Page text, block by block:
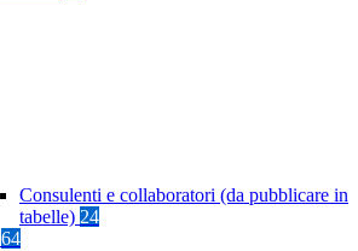
Consulenti e collaboratori (da pubblicare in
tabelle) 24
64